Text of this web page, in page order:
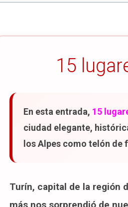
6. Piazza San Carlo
Caffè Fiorio
Caffè Torino
Mirador del Monte de los
Consejo para visitar el
Parque del Valentino
15
En esta entrada, 15
ciudad elegante,
los Alpes como telón de
Turín, capital de la región
más nos sorprendió de